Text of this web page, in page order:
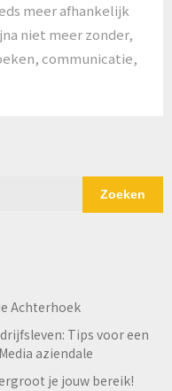
meer afhankelijk
niet meer zonder,
communicatie,
Zoeken
Achterhoek
Tips voor een
aziendale
je jouw bereik!